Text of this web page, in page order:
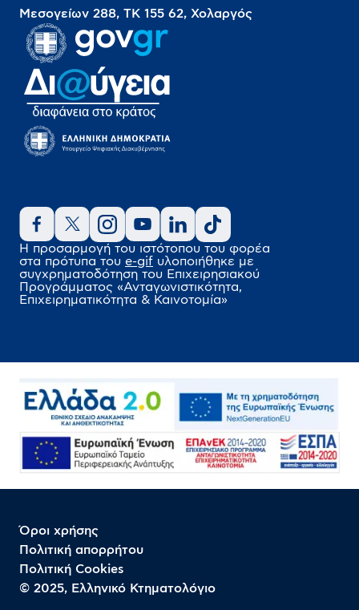
Μεσογείων 288, ΤΚ 155 62, Χολαργός
Η προσαρμογή του ιστότοπου του φορέα
στα πρότυπα του e-gif υλοποιήθηκε με
συγχρηματοδότηση του Επιχειρησιακού
Προγράμματος «Ανταγωνιστικότητα,
Επιχειρηματικότητα & Καινοτομία»
Όροι χρήσης
Πολιτική απορρήτου
Πολιτική Cookies
© 2025, Ελληνικό Κτηματολόγιο